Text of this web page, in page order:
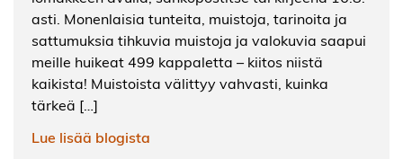
asti. Monenlaisia tunteita, muistoja, tarinoita ja
sattumuksia tihkuvia muistoja ja valokuvia saapui
meille huikeat 499 kappaletta – kiitos niistä
kaikista! Muistoista välittyy vahvasti, kuinka
tärkeä […]
Lue lisää blogista